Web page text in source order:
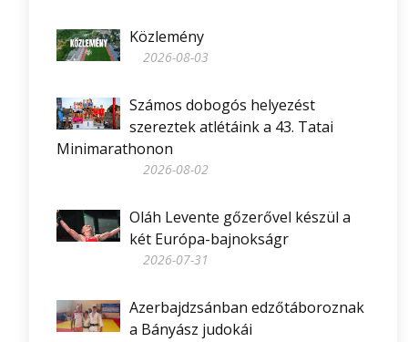
Közlemény
2026-08-03
Számos dobogós helyezést
szereztek atlétáink a 43. Tatai
Minimarathonon
2026-08-02
Oláh Levente gőzerővel készül a
két Európa-bajnokságr
2026-07-31
Azerbajdzsánban edzőtáboroznak
a Bányász judokái